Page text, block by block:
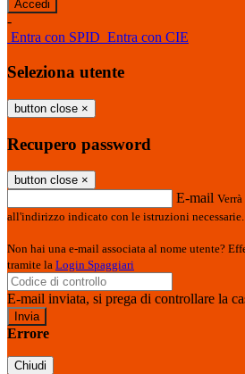
-
Entra con SPID Entra con CIE
Seleziona utente
button close ×
Recupero password
button close ×
E-mail
all'indirizzo indicato con le istruzioni necessarie.
Non hai una e-mail associata al nome utente?
tramite la Login Spaggiari
E-mail inviata, si prega di controllare la
Errore
Chiudi